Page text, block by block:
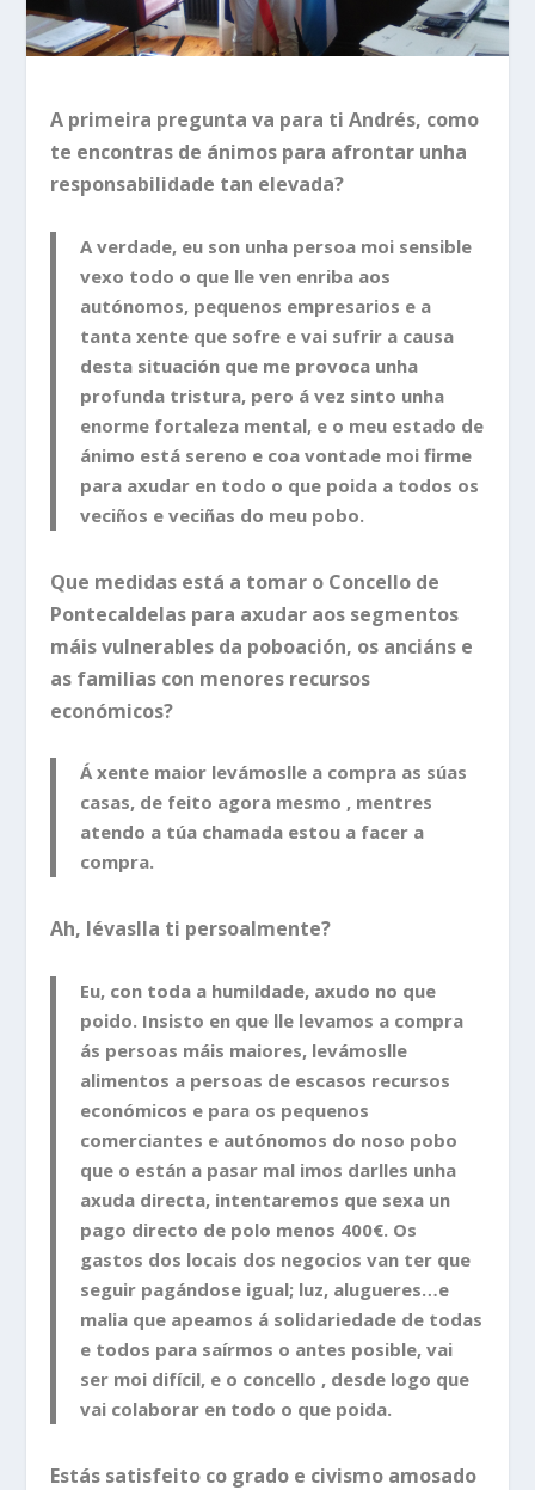
A primeira pregunta va para ti Andrés, como
te encontras de ánimos para afrontar unha
responsabilidade tan elevada?
A verdade, eu son unha persoa moi sensible
vexo todo o que lle ven enriba aos
autónomos, pequenos empresarios e a
tanta xente que sofre e vai sufrir a causa
desta situación que me provoca unha
profunda tristura, pero á vez sinto unha
enorme fortaleza mental, e o meu estado de
ánimo está sereno e coa vontade moi firme
para axudar en todo o que poida a todos os
veciños e veciñas do meu pobo.
Que medidas está a tomar o Concello de
Pontecaldelas para axudar aos segmentos
máis vulnerables da poboación, os anciáns e
as familias con menores recursos
económicos?
Á xente maior levámoslle a compra as súas
casas, de feito agora mesmo , mentres
atendo a túa chamada estou a facer a
compra.
Ah, lévaslla ti persoalmente?
Eu, con toda a humildade, axudo no que
poido. Insisto en que lle levamos a compra
ás persoas máis maiores, levámoslle
alimentos a persoas de escasos recursos
económicos e para os pequenos
comerciantes e autónomos do noso pobo
que o están a pasar mal imos darlles unha
axuda directa, intentaremos que sexa un
pago directo de polo menos 400€. Os
gastos dos locais dos negocios van ter que
seguir pagándose igual; luz, alugueres…e
malia que apeamos á solidariedade de todas
e todos para saírmos o antes posible, vai
ser moi difícil, e o concello , desde logo que
vai colaborar en todo o que poida.
Estás satisfeito co grado e civismo amosado